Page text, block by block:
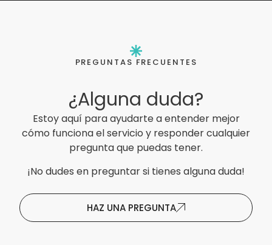
PREGUNTAS FRECUENTES
¿Alguna duda?
Estoy aquí para ayudarte a entender mejor
cómo funciona el servicio y responder cualquier
pregunta que puedas tener.
¡No dudes en preguntar si tienes alguna duda!
HAZ UNA PREGUNTA